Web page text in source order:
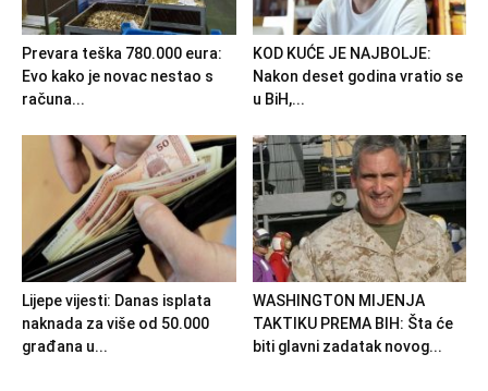
Prevara teška 780.000 eura:
Evo kako je novac nestao s
računa...
KOD KUĆE JE NAJBOLJE:
Nakon deset godina vratio se
u BiH,...
Lijepe vijesti: Danas isplata
naknada za više od 50.000
građana u...
WASHINGTON MIJENJA
TAKTIKU PREMA BIH: Šta će
biti glavni zadatak novog...